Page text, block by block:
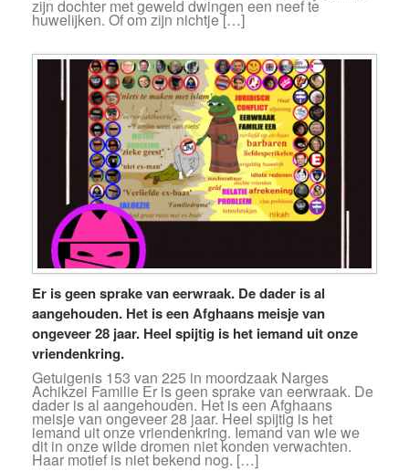
zijn dochter met geweld dwingen een neef te
huwelijken. Of om zijn nichtje […]
Er is geen sprake van eerwraak. De dader is al
aangehouden. Het is een Afghaans meisje van
ongeveer 28 jaar. Heel spijtig is het iemand uit onze
vriendenkring.
Getuigenis 153 van 225 in moordzaak Narges
Achikzei Familie Er is geen sprake van eerwraak. De
dader is al aangehouden. Het is een Afghaans
meisje van ongeveer 28 jaar. Heel spijtig is het
iemand uit onze vriendenkring. Iemand van wie we
dit in onze wilde dromen niet konden verwachten.
Haar motief is niet bekend nog. […]